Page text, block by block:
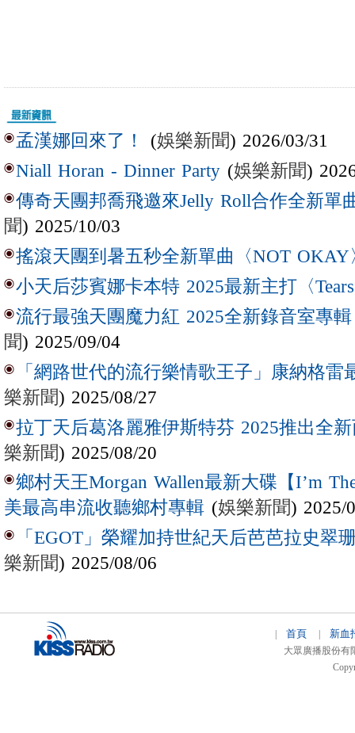
孟漢娜回來了！ (娛樂新聞) 2026/03/31
Niall Horan - Dinner Party (娛樂新聞)
傳奇天團邦喬飛邀來Jelly Roll合作全新單
聞) 2025/10/03
搖滾天團到暑五秒全新單曲〈NOT OKAY
小天后莎賓娜卡本特 2025最新主打〈
流行最強天團魔力紅 2025全新錄音室專
聞) 2025/09/04
「網路世代的流行樂情歌王子」康納格雷
樂新聞) 2025/08/27
拉丁天后葛洛麗雅伊斯特芬 2025推出全新
樂新聞) 2025/08/20
鄉村天王Morgan Wallen最新大碟【I’m
美最高串流收聽鄉村專輯 (娛樂新聞) 2025/
「EGOT」榮耀加持世紀天后芭芭拉史翠
樂新聞) 2025/08/06
首頁 新血
大眾廣播股份有